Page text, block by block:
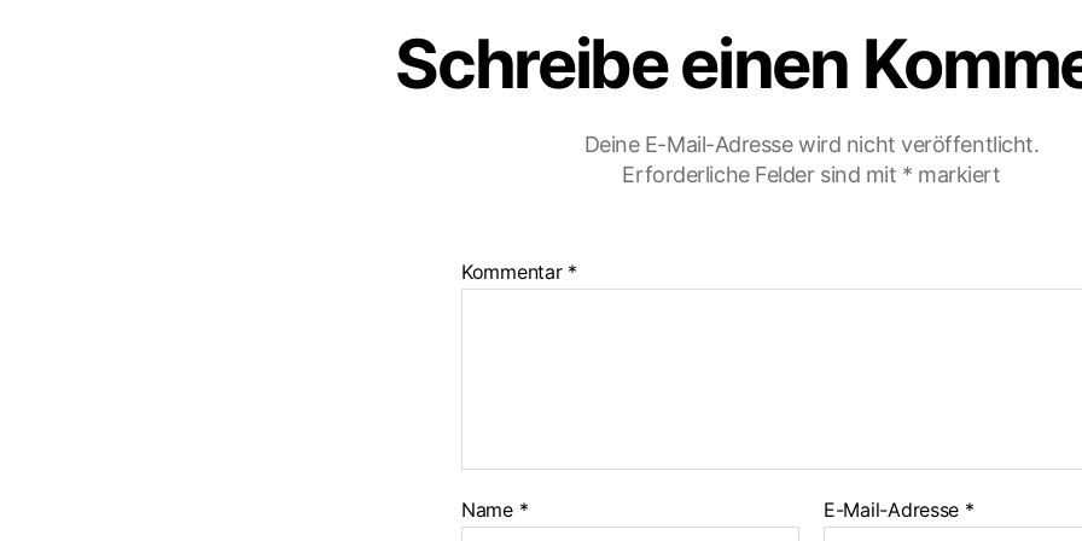
Schreibe einen
Deine E-Mail-Adresse wird nicht veröffentlicht.
Erforderliche Felder sind mit * markiert
Kommentar *
Name * E-Mail-Adresse *